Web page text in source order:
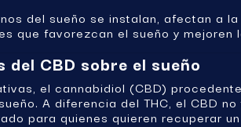
del sueño se instalan, afectan a
que favorezcan el sueño y mejoren
del CBD sobre el sueño
el cannabidiol (CBD)
A diferencia del THC, el CBD
para quienes quieren recuperar